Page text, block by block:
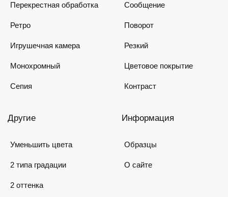
Перекрестная обработка
Ретро
Игрушечная камера
Монохромный
Сепия
Сообщение
Поворот
Резкий
Цветовое покрытие
Контраст
Другие
Уменьшить цвета
2 типа градации
2 оттенка
Информация
Образцы
О сайте